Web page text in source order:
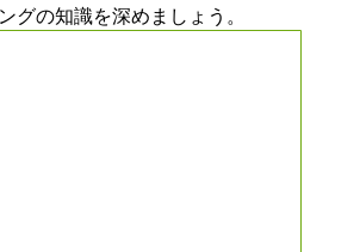
グの知識を深めましょう。